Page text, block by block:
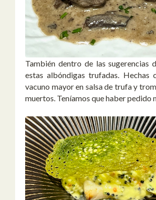
También dentro de las sugerencias
estas albóndigas trufadas. Hechas
vacuno mayor en salsa de trufa y
muertos. Teníamos que haber pedido